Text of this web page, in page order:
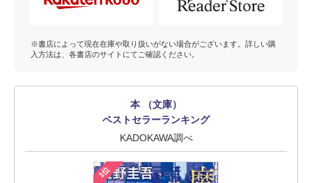
※書店によって現在在庫や取り扱いがない場合がございます。詳しい購
入方法は、各書店のサイトにてご確認ください。
本 （文庫）
ベストセラーランキング
KADOKAWA調べ
1位